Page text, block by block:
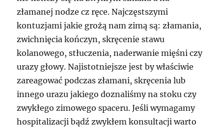
złamanej nodze cz ręce. Najczęstszymi
kontuzjami jakie grożą nam zimą są: złamania,
zwichnięcia kończyn, skręcenie stawu
kolanowego, stłuczenia, naderwanie mięśni czy
urazy głowy. Najistotniejsze jest by właściwie
zareagować podczas złamani, skręcenia lub
innego urazu jakiego doznaliśmy na stoku czy
zwykłego zimowego spaceru. Jeśli wymagamy
hospitalizacji bądź zwykłem konsultacji warto